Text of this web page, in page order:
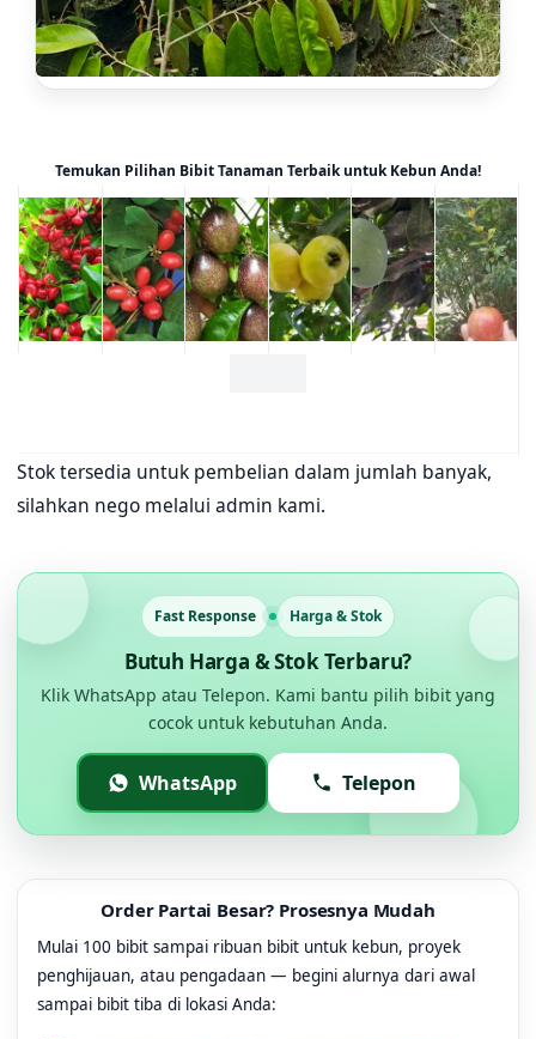
Temukan Pilihan Bibit Tanaman Terbaik untuk Kebun Anda!
Stok tersedia untuk pembelian dalam jumlah banyak,
silahkan nego melalui admin kami.
Fast Response Harga & Stok
Butuh Harga & Stok Terbaru?
Klik WhatsApp atau Telepon. Kami bantu pilih bibit yang
cocok untuk kebutuhan Anda.
WhatsApp Telepon
Order Partai Besar? Prosesnya Mudah
Mulai 100 bibit sampai ribuan bibit untuk kebun, proyek
penghijauan, atau pengadaan — begini alurnya dari awal
sampai bibit tiba di lokasi Anda: